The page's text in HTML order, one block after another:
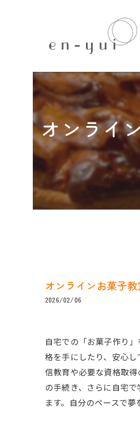
オンライ
オンラインお菓子
2026/02/06
自宅での「お菓子作り
格を手にしたり、安心
信教育や必要な資格取
の手続き、さらに自宅
ます。自分のペースで